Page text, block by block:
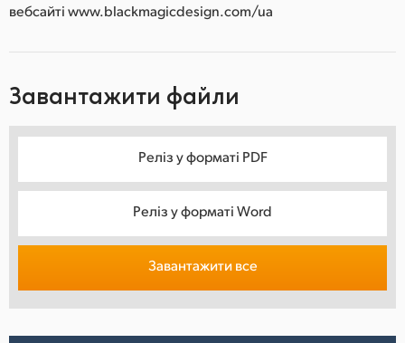
вебсайті www.blackmagicdesign.com/ua
Завантажити файли
Реліз у форматі PDF
Реліз у форматі Word
Завантажити все